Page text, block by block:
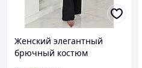
Женский элегантный
брючный костюм